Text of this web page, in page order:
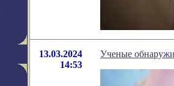
13.03.2024
14:53
Ученые